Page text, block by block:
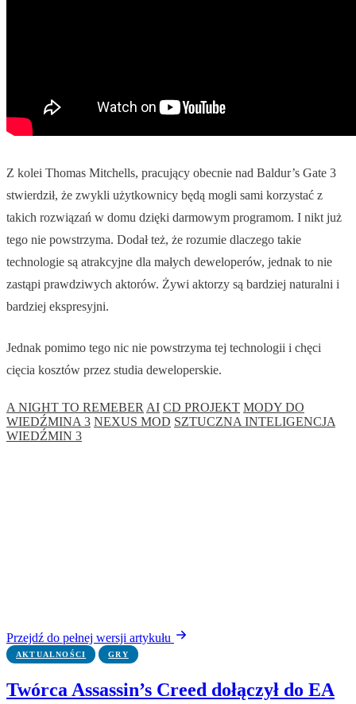
Z kolei Thomas Mitchells, pracujący obecnie nad Baldur’s Gate 3
stwierdził, że zwykli użytkownicy będą mogli sami korzystać z
takich rozwiązań w domu dzięki darmowym programom. I nikt już
tego nie powstrzyma. Dodał też, że rozumie dlaczego takie
technologie są atrakcyjne dla małych deweloperów, jednak to nie
zastąpi prawdziwych aktorów. Żywi aktorzy są bardziej naturalni i
bardziej ekspresyjni.
Jednak pomimo tego nic nie powstrzyma tej technologii i chęci
cięcia kosztów przez studia deweloperskie.
A NIGHT TO REMEBER AI CD PROJEKT MODY DO
WIEDŹMINA 3 NEXUS MOD SZTUCZNA INTELIGENCJA
WIEDŹMIN 3
Przejdź do pełnej wersji artykułu
AKTUALNOŚCI GRY
Twórca Assassin’s Creed dołączył do EA